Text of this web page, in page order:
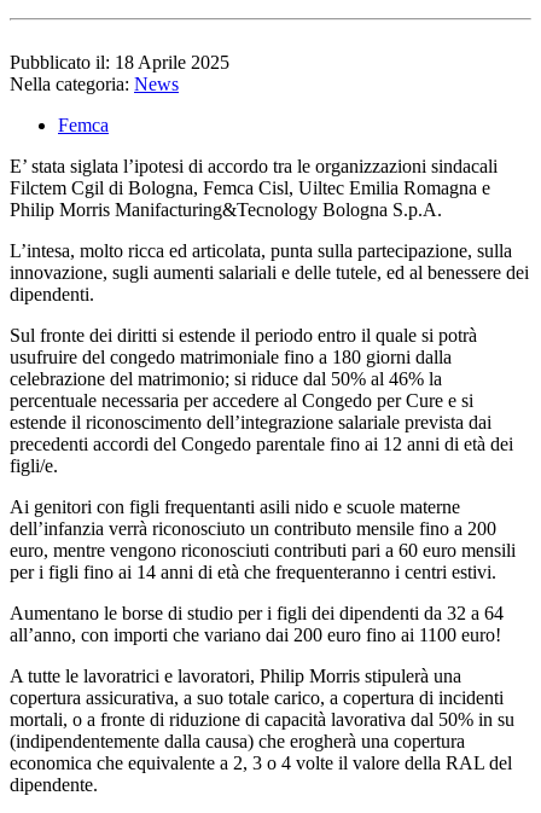
Pubblicato il: 18 Aprile 2025
Nella categoria: News
Femca
E’ stata siglata l’ipotesi di accordo tra le organizzazioni sindacali
Filctem Cgil di Bologna, Femca Cisl, Uiltec Emilia Romagna e
Philip Morris Manifacturing&Tecnology Bologna S.p.A.
L’intesa, molto ricca ed articolata, punta sulla partecipazione, sulla
innovazione, sugli aumenti salariali e delle tutele, ed al benessere dei
dipendenti.
Sul fronte dei diritti si estende il periodo entro il quale si potrà
usufruire del congedo matrimoniale fino a 180 giorni dalla
celebrazione del matrimonio; si riduce dal 50% al 46% la
percentuale necessaria per accedere al Congedo per Cure e si
estende il riconoscimento dell’integrazione salariale prevista dai
precedenti accordi del Congedo parentale fino ai 12 anni di età dei
figli/e.
Ai genitori con figli frequentanti asili nido e scuole materne
dell’infanzia verrà riconosciuto un contributo mensile fino a 200
euro, mentre vengono riconosciuti contributi pari a 60 euro mensili
per i figli fino ai 14 anni di età che frequenteranno i centri estivi.
Aumentano le borse di studio per i figli dei dipendenti da 32 a 64
all’anno, con importi che variano dai 200 euro fino ai 1100 euro!
A tutte le lavoratrici e lavoratori, Philip Morris stipulerà una
copertura assicurativa, a suo totale carico, a copertura di incidenti
mortali, o a fronte di riduzione di capacità lavorativa dal 50% in su
(indipendentemente dalla causa) che erogherà una copertura
economica che equivalente a 2, 3 o 4 volte il valore della RAL del
dipendente.